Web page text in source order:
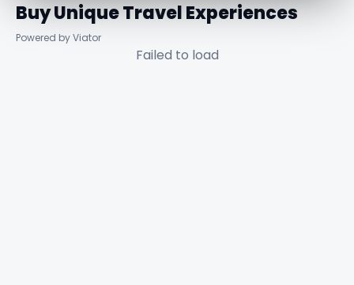
Buy Unique Travel Experiences
Powered by Viator
Failed to load